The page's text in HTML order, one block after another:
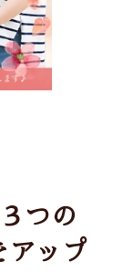
つの
アップ